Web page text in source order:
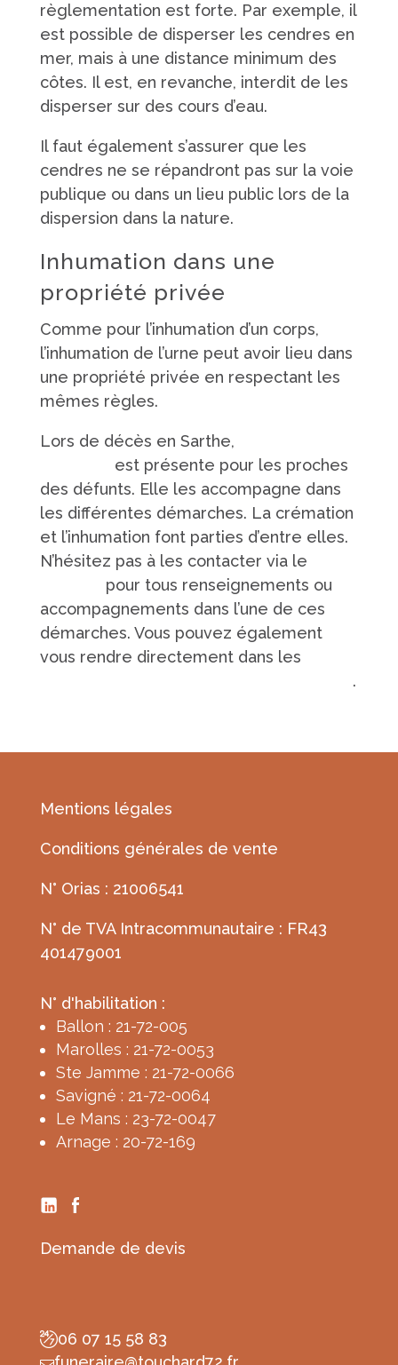
règlementation est forte. Par exemple, il
est possible de disperser les cendres en
mer, mais à une distance minimum des
côtes. Il est, en revanche, interdit de les
disperser sur des cours d’eau.
Il faut également s’assurer que les
cendres ne se répandront pas sur la voie
publique ou dans un lieu public lors de la
dispersion dans la nature.
Inhumation dans une
propriété privée
Comme pour l’inhumation d’un corps,
l’inhumation de l’urne peut avoir lieu dans
une propriété privée en respectant les
mêmes règles.
Lors de décès en Sarthe,
est présente pour les proches
des défunts. Elle les accompagne dans
les différentes démarches. La crémation
et l’inhumation font parties d’entre elles.
N’hésitez pas à les contacter via le
pour tous renseignements ou
accompagnements dans l’une de ces
démarches. Vous pouvez également
vous rendre directement dans les
.
Mentions légales
Conditions générales de vente
N° Orias : 21006541
N° de TVA Intracommunautaire : FR43
401479001
N° d'habilitation :
Ballon : 21-72-005
Marolles : 21-72-0053
Ste Jamme : 21-72-0066
Savigné : 21-72-0064
Le Mans : 23-72-0047
Arnage : 20-72-169
Demande de devis
06 07 15 58 83